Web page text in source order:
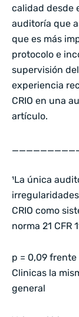
calidad desde
auditoría que
que es más
protocolo e
supervisión
experiencia
CRIO en una
artículo.
¹La única
CRIO como
norma 21 CFR
p = 0,09 frente
Clinicas la
general